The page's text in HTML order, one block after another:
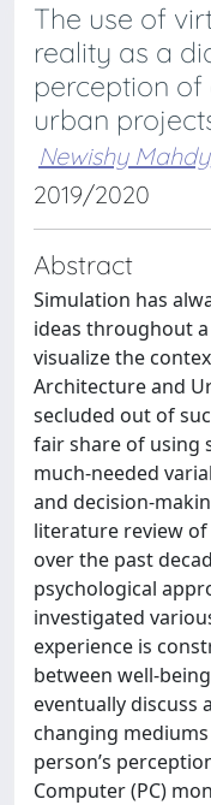
The use of
reality as a
perception
urban
Newishy
2019/2020
Abstract
Simulation has
ideas throughout
visualize the
Architecture and
secluded out of
fair share of using
much-needed
and decision-
literature review
over the past
psychological
investigated
experience is
between well-
eventually discuss
changing
person’s
Computer (PC)